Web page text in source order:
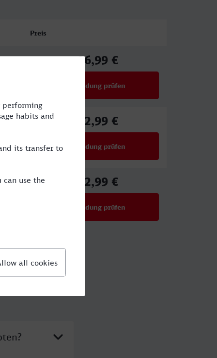
Preis
26,99 €
Verbindung prüfen
22,99 €
Verbindung prüfen
22,99 €
Verbindung prüfen